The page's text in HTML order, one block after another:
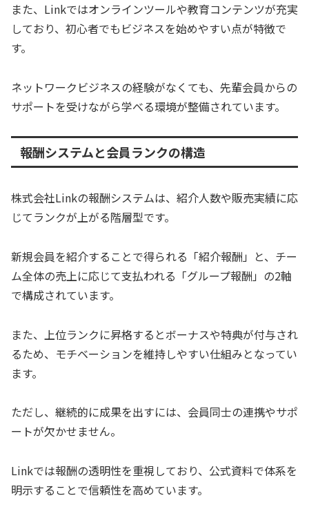
また、Linkではオンラインツールや教育コンテンツが充実
しており、初心者でもビジネスを始めやすい点が特徴で
す。
ネットワークビジネスの経験がなくても、先輩会員からの
サポートを受けながら学べる環境が整備されています。
報酬システムと会員ランクの構造
株式会社Linkの報酬システムは、紹介人数や販売実績に応
じてランクが上がる階層型です。
新規会員を紹介することで得られる「紹介報酬」と、チー
ム全体の売上に応じて支払われる「グループ報酬」の2軸
で構成されています。
また、上位ランクに昇格するとボーナスや特典が付与され
るため、モチベーションを維持しやすい仕組みとなってい
ます。
ただし、継続的に成果を出すには、会員同士の連携やサポ
ートが欠かせません。
Linkでは報酬の透明性を重視しており、公式資料で体系を
明示することで信頼性を高めています。